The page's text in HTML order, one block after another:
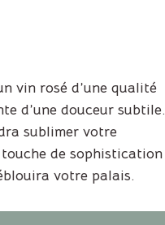
vin rosé d’une qualité
d’une douceur subtile.
sublimer votre
de sophistication
votre palais.